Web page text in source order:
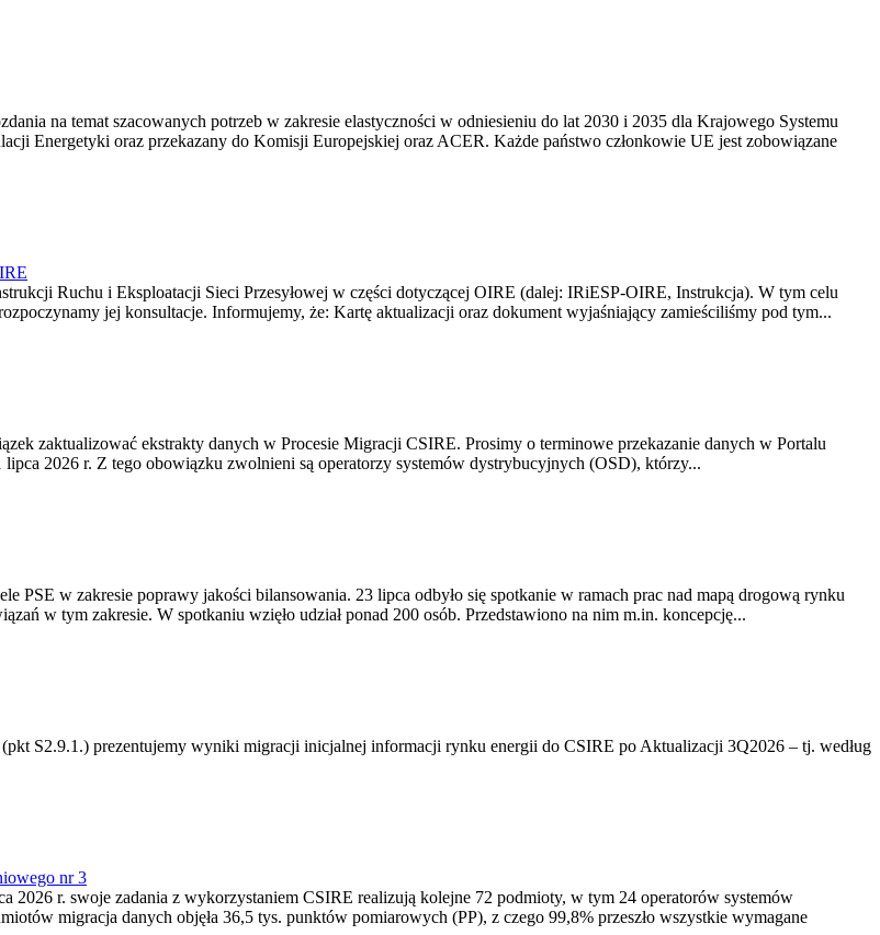
na temat szacowanych potrzeb w zakresie elastyczności w odniesieniu do lat 2030 i 2035 dla Krajowego Systemu
Energetyki oraz przekazany do Komisji Europejskiej oraz ACER. Każde państwo członkowie UE jest zobowiązane
Ruchu i Eksploatacji Sieci Przesyłowej w części dotyczącej OIRE (dalej: IRiESP-OIRE, Instrukcja). W tym celu
jej konsultacje. Informujemy, że: Kartę aktualizacji oraz dokument wyjaśniający zamieściliśmy pod tym...
zaktualizować ekstrakty danych w Procesie Migracji CSIRE. Prosimy o terminowe przekazanie danych w Portalu
2026 r. Z tego obowiązku zwolnieni są operatorzy systemów dystrybucyjnych (OSD), którzy...
PSE w zakresie poprawy jakości bilansowania. 23 lipca odbyło się spotkanie w ramach prac nad mapą drogową rynku
w tym zakresie. W spotkaniu wzięło udział ponad 200 osób. Przedstawiono na nim m.in. koncepcję...
S2.9.1.) prezentujemy wyniki migracji inicjalnej informacji rynku energii do CSIRE po Aktualizacji 3Q2026 – tj. według
nr 3
r. swoje zadania z wykorzystaniem CSIRE realizują kolejne 72 podmioty, w tym 24 operatorów systemów
migracja danych objęła 36,5 tys. punktów pomiarowych (PP), z czego 99,8% przeszło wszystkie wymagane